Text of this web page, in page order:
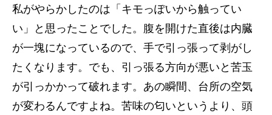
私がやらかしたのは「キモっぽいから触ってい
い」と思ったことでした。腹を開けた直後は内臓
が一塊になっているので、手で引っ張って剥がし
たくなります。でも、引っ張る方向が悪いと苦玉
が引っかかって破れます。あの瞬間、台所の空気
が変わるんですよね。苦味の匂いというより、頭